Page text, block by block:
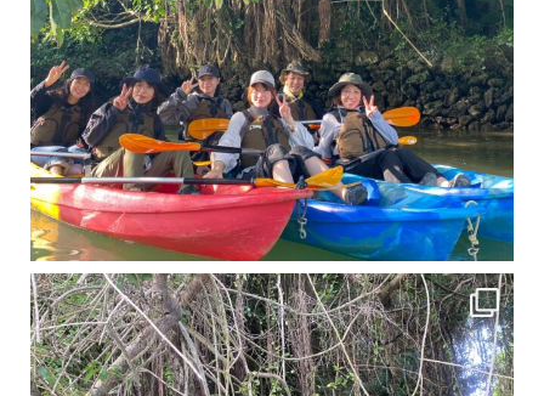
11月となり沖縄も寒くなってきましたが まだまだ沖縄は半袖です
この時期は、修学旅行